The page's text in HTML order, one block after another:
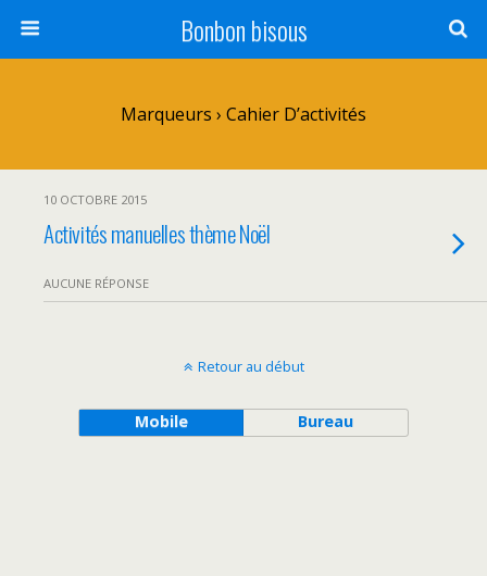
Bonbon bisous
Marqueurs › Cahier D’activités
10 OCTOBRE 2015
Activités manuelles thème Noël
AUCUNE RÉPONSE
Retour au début
Mobile Bureau